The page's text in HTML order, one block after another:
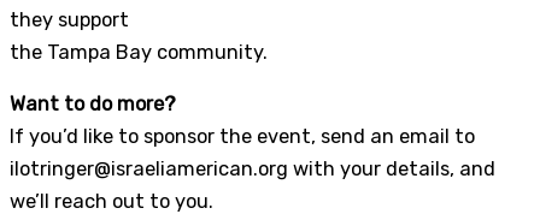
they support
the Tampa Bay community.
Want to do more?
If you’d like to sponsor the event, send an email to
ilotringer@israeliamerican.org with your details, and
we’ll reach out to you.